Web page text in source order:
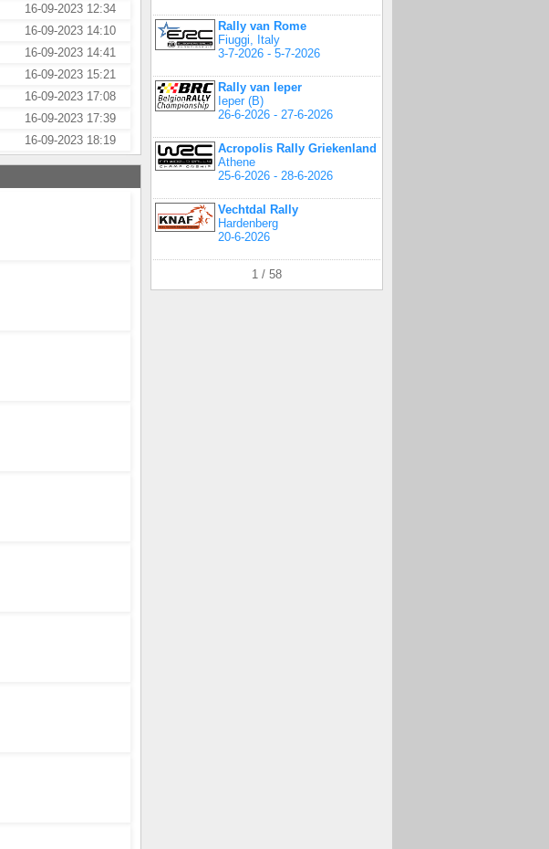
16-09-2023 12:34
16-09-2023 14:10
16-09-2023 14:41
16-09-2023 15:21
16-09-2023 17:08
16-09-2023 17:39
16-09-2023 18:19
Rally van Rome
Fiuggi, Italy
3-7-2026 - 5-7-2026
Rally van Ieper
Ieper (B)
26-6-2026 - 27-6-2026
Acropolis Rally Griekenland
Athene
25-6-2026 - 28-6-2026
Vechtdal Rally
Hardenberg
20-6-2026
1 / 58